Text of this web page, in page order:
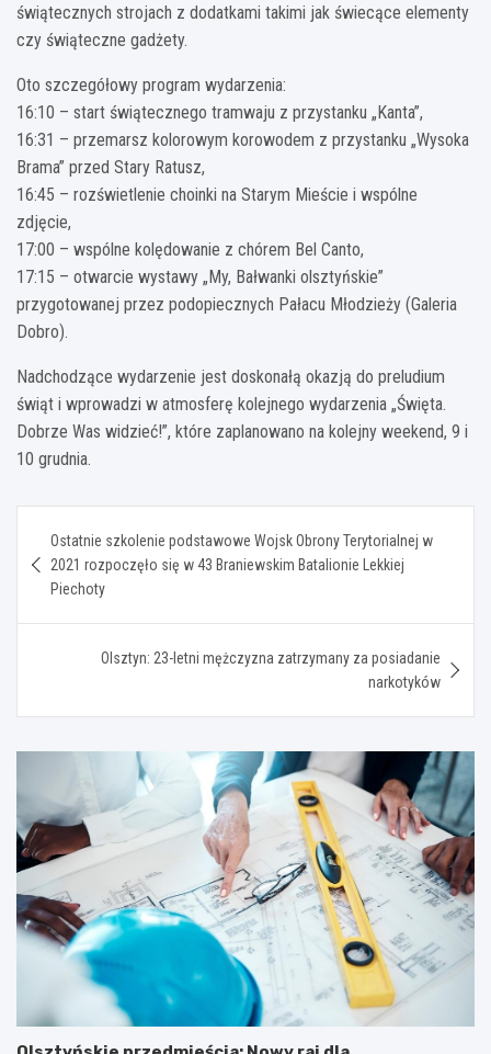
świątecznych strojach z dodatkami takimi jak świecące elementy
czy świąteczne gadżety.
Oto szczegółowy program wydarzenia:
16:10 – start świątecznego tramwaju z przystanku „Kanta”,
16:31 – przemarsz kolorowym korowodem z przystanku „Wysoka
Brama” przed Stary Ratusz,
16:45 – rozświetlenie choinki na Starym Mieście i wspólne
zdjęcie,
17:00 – wspólne kolędowanie z chórem Bel Canto,
17:15 – otwarcie wystawy „My, Bałwanki olsztyńskie”
przygotowanej przez podopiecznych Pałacu Młodzieży (Galeria
Dobro).
Nadchodzące wydarzenie jest doskonałą okazją do preludium
świąt i wprowadzi w atmosferę kolejnego wydarzenia „Święta.
Dobrze Was widzieć!”, które zaplanowano na kolejny weekend, 9 i
10 grudnia.
wpisu
Ostatnie szkolenie podstawowe Wojsk Obrony Terytorialnej w
2021 rozpoczęło się w 43 Braniewskim Batalionie Lekkiej
Piechoty
Olsztyn: 23-letni mężczyzna zatrzymany za posiadanie
narkotyków